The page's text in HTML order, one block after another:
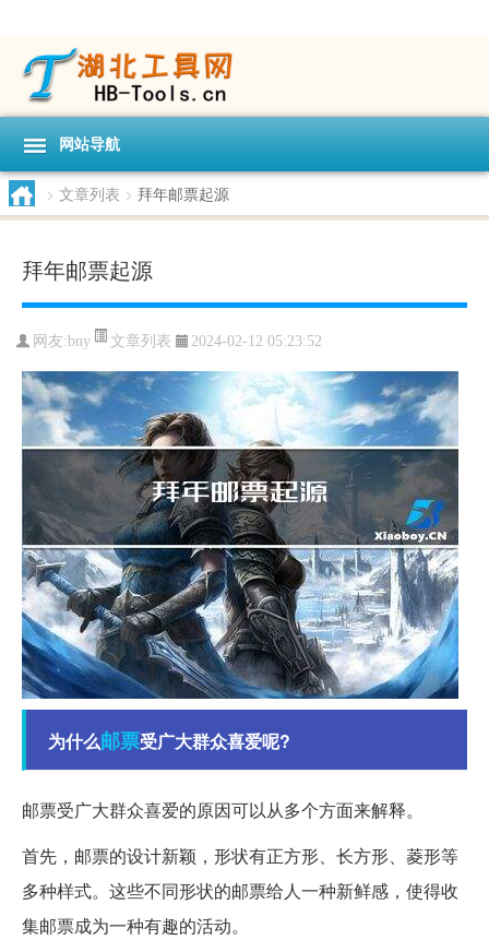
网站导航
> 文章列表 > 拜年邮票起源
拜年邮票起源
网友:bny 文章列表 2024-02-12 05:23:52
为什么邮票受广大群众喜爱呢?
邮票受广大群众喜爱的原因可以从多个方面来解释。
首先，邮票的设计新颖，形状有正方形、长方形、菱形等
多种样式。这些不同形状的邮票给人一种新鲜感，使得收
集邮票成为一种有趣的活动。